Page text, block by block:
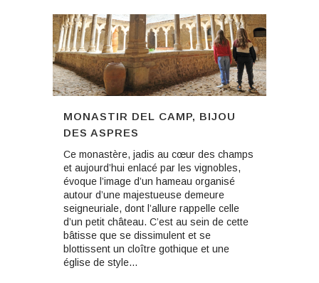
MONASTIR DEL CAMP, BIJOU
DES ASPRES
Ce monastère, jadis au cœur des champs
et aujourd’hui enlacé par les vignobles,
évoque l’image d’un hameau organisé
autour d’une majestueuse demeure
seigneuriale, dont l’allure rappelle celle
d’un petit château. C’est au sein de cette
bâtisse que se dissimulent et se
blottissent un cloître gothique et une
église de style...